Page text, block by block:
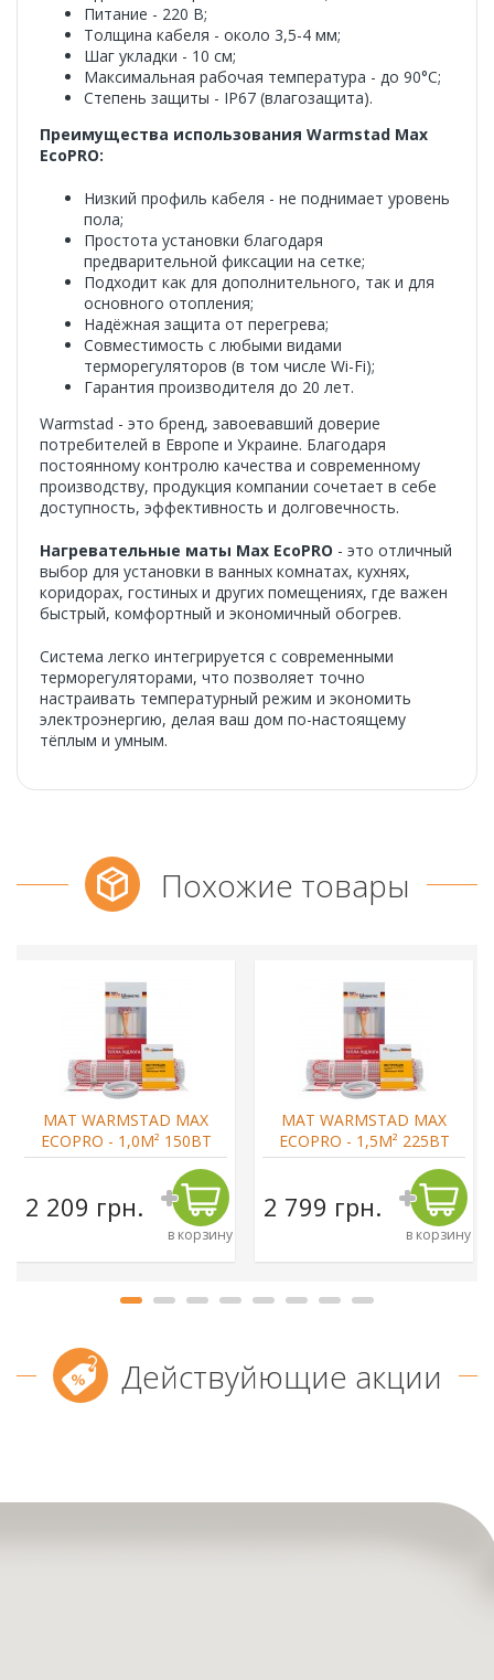
Питание - 220 В;
Толщина кабеля - около 3,5-4 мм;
Шаг укладки - 10 см;
Максимальная рабочая температура - до 90°C;
Степень защиты - IP67 (влагозащита).
Преимущества использования Warmstad Max
EcoPRO:
Низкий профиль кабеля - не поднимает уровень
пола;
Простота установки благодаря
предварительной фиксации на сетке;
Подходит как для дополнительного, так и для
основного отопления;
Надёжная защита от перегрева;
Совместимость с любыми видами
терморегуляторов (в том числе Wi-Fi);
Гарантия производителя до 20 лет.
Warmstad - это бренд, завоевавший доверие
потребителей в Европе и Украине. Благодаря
постоянному контролю качества и современному
производству, продукция компании сочетает в себе
доступность, эффективность и долговечность.
Нагревательные маты Max EcoPRO - это отличный
выбор для установки в ванных комнатах, кухнях,
коридорах, гостиных и других помещениях, где важен
быстрый, комфортный и экономичный обогрев.
Система легко интегрируется с современными
терморегуляторами, что позволяет точно
настраивать температурный режим и экономить
электроэнергию, делая ваш дом по-настоящему
тёплым и умным.
Похожие товары
МАТ WARMSTAD MAX
ECOPRO - 1,0М² 150ВТ
2 209 грн.
в корзину
МАТ WARMSTAD MAX
ECOPRO - 1,5М² 225ВТ
2 799 грн.
в корзину
Действуйющие акции